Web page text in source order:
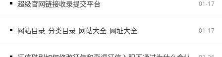
超级官网链接收录提交平台 01-17
网站目录_分类目录_网站大全_网址大全 01-17